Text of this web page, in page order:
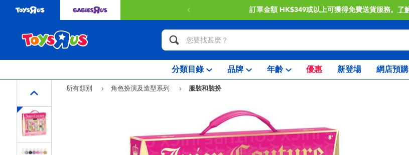
訂單金額 HK$349或以上可獲得免費送貨服務。了解更多
分類目錄 品牌 年齡 優惠 新登場 網店預購
所有類別 角色扮演及造型系列
服裝和裝扮